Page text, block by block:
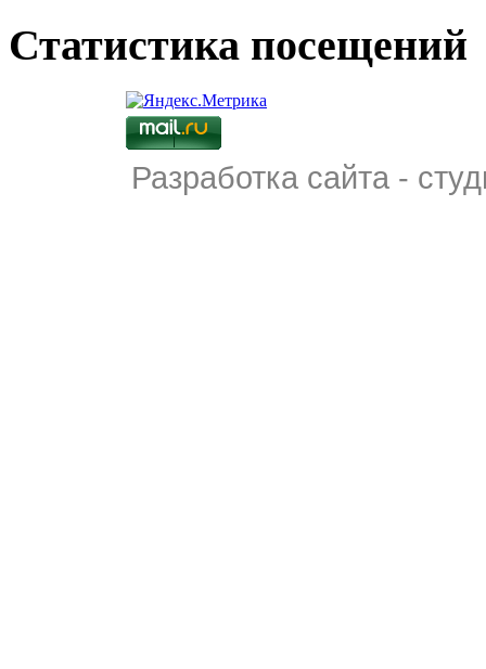
Статистика посещений
Разработка сайта -